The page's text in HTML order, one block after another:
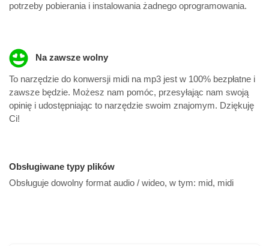
potrzeby pobierania i instalowania żadnego oprogramowania.
Na zawsze wolny
To narzędzie do konwersji midi na mp3 jest w 100% bezpłatne i
zawsze będzie. Możesz nam pomóc, przesyłając nam swoją
opinię i udostępniając to narzędzie swoim znajomym. Dziękuję
Ci!
Obsługiwane typy plików
Obsługuje dowolny format audio / wideo, w tym: mid, midi